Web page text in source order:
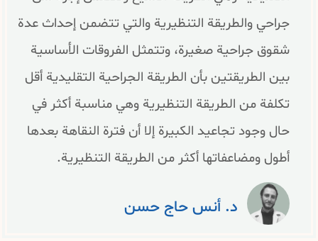
جراحي والطريقة التنظيرية والتي تتضمن إحداث عدة
شقوق جراحية صغيرة، وتتمثل الفروقات الأساسية
بين الطريقتين بأن الطريقة الجراحية التقليدية أقل
تكلفة من الطريقة التنظيرية وهي مناسبة أكثر في
حال وجود تجاعيد الكبيرة إلا أن فترة النقاهة بعدها
أطول ومضاعفاتها أكثر من الطريقة التنظيرية.
د. أنس حاج حسن